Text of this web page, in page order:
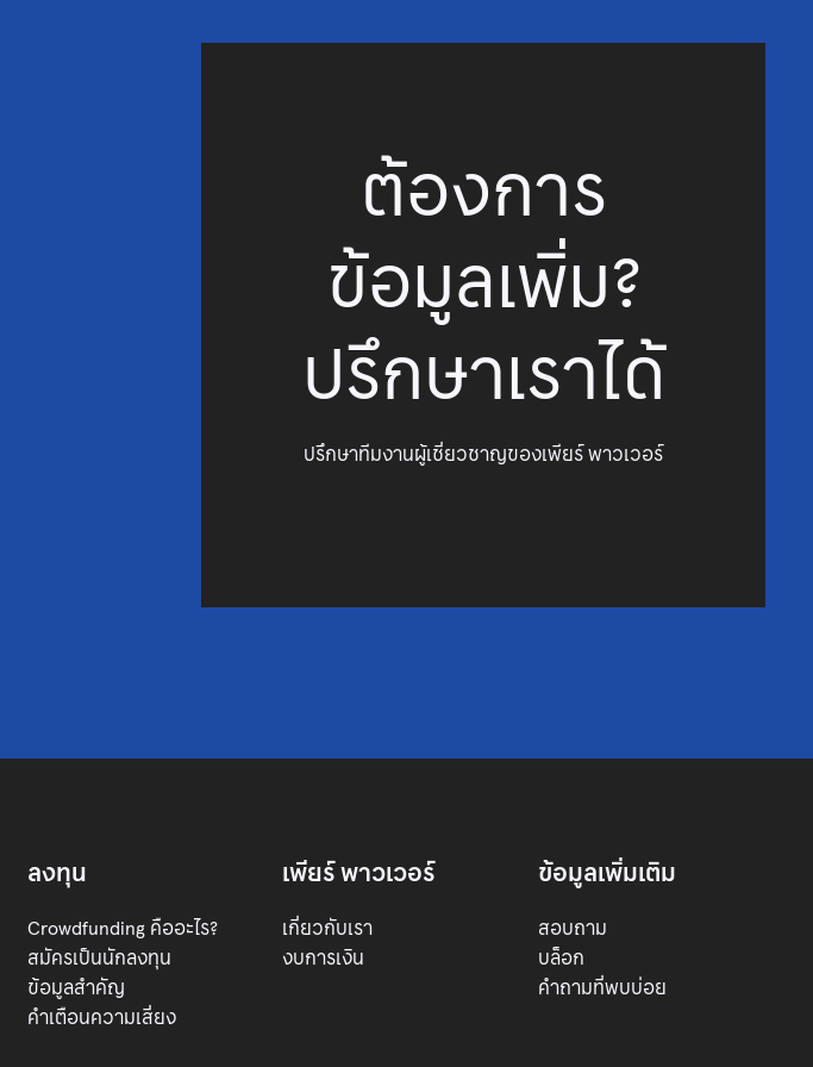
ต้องการ
ข้อมูลเพิ่ม?
ปรึกษาเราได้
ปรึกษาทีมงานผู้เชี่ยวชาญของเพียร์ พาวเวอร์
ลงทุน
Crowdfunding คืออะไร?
สมัครเป็นนักลงทุน
ข้อมูลสำคัญ
คำเตือนความเสี่ยง
เพียร์ พาวเวอร์
เกี่ยวกับเรา
งบการเงิน
ข้อมูลเพิ่มเติม
สอบถาม
บล็อก
คำถามที่พบบ่อย